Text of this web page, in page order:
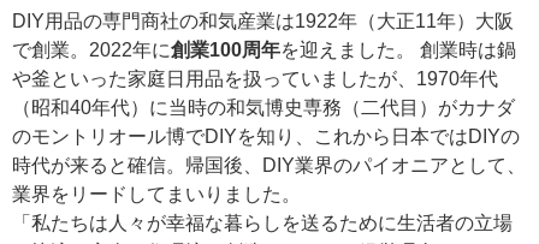
DIY用品の専門商社の和気産業は1922年（大正11年）大阪
で創業。2022年に創業100周年を迎えました。 創業時は鍋
や釜といった家庭日用品を扱っていましたが、1970年代
（昭和40年代）に当時の和気博史専務（二代目）がカナダ
のモントリオール博でDIYを知り、これから日本ではDIYの
時代が来ると確信。帰国後、DIY業界のパイオニアとして、
業界をリードしてまいりました。
「私たちは人々が幸福な暮らしを送るために生活者の立場